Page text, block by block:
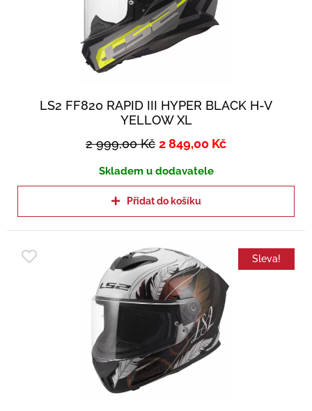
LS2 FF820 RAPID III HYPER BLACK H-V
YELLOW XL
2 999,00Kč 2 849,00 Kč
Skladem u dodavatele
Přidat do košíku
Sleva!